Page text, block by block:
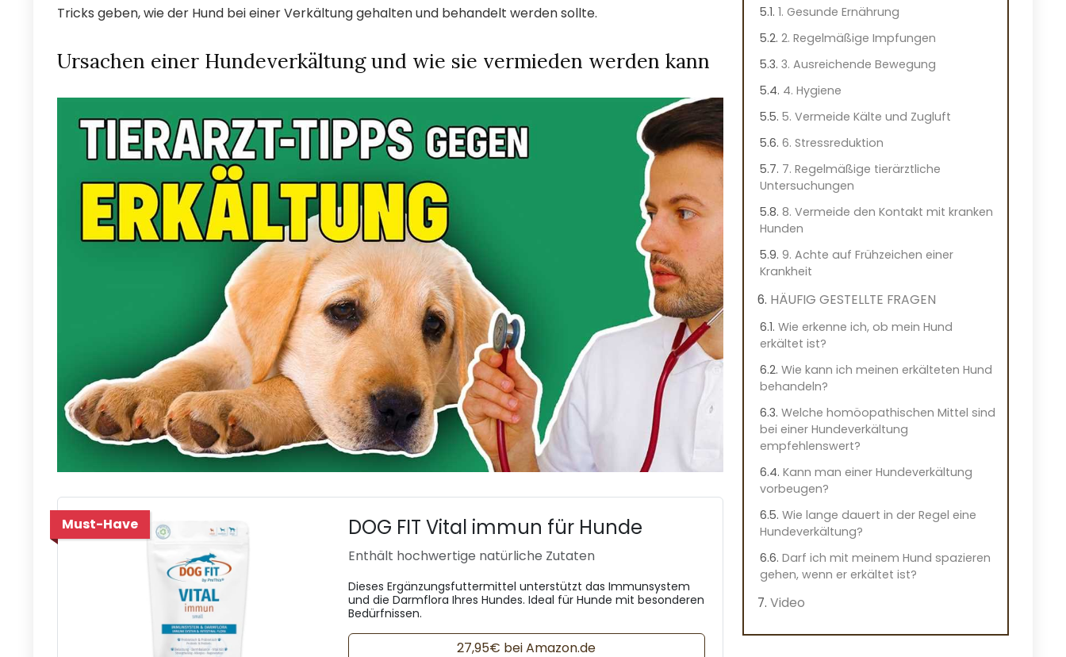
Tricks geben, wie der Hund bei einer Verkältung gehalten und behandelt werden sollte.
Ursachen einer Hundeverkältung und wie sie vermieden werden kann
Must-Have DOG FIT Vital immun für Hunde
Enthält hochwertige natürliche Zutaten
Dieses Ergänzungsfuttermittel unterstützt das Immunsystem
und die Darmflora Ihres Hundes. Ideal für Hunde mit besonderen
Bedürfnissen.
27,95€ bei Amazon.de
1. Gesunde Ernährung
2. Regelmäßige Impfungen
3. Ausreichende Bewegung
4. Hygiene
5. Vermeide Kälte und Zugluft
6. Stressreduktion
7. Regelmäßige tierärztliche
Untersuchungen
8. Vermeide den Kontakt mit kranken
Hunden
9. Achte auf Frühzeichen einer
Krankheit
HÄUFIG GESTELLTE FRAGEN
Wie erkenne ich, ob mein Hund
erkältet ist?
Wie kann ich meinen erkälteten Hund
behandeln?
Welche homöopathischen Mittel sind
bei einer Hundeverkältung
empfehlenswert?
Kann man einer Hundeverkältung
vorbeugen?
Wie lange dauert in der Regel eine
Hundeverkältung?
Darf ich mit meinem Hund spazieren
gehen, wenn er erkältet ist?
Video